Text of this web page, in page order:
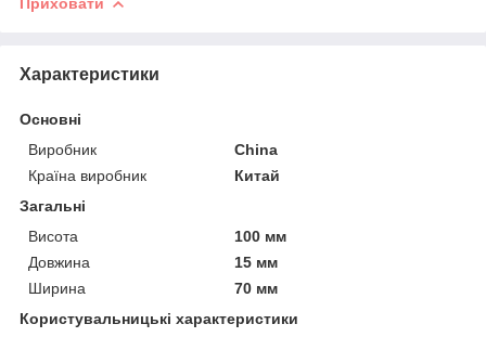
Характеристики
Основні
Виробник
China
Країна виробник
Китай
Загальні
Висота
100 мм
Довжина
15 мм
Ширина
70 мм
Користувальницькі характеристики